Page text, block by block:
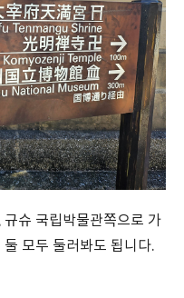
슈 국립박물관쪽으로 가
모두 둘러봐도 됩니다.